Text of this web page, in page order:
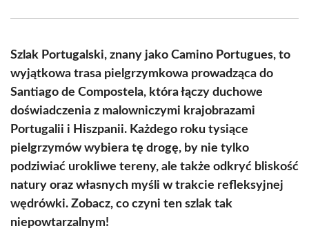
(Twitter)
Szlak Portugalski, znany jako Camino Portugues, to
wyjątkowa trasa pielgrzymkowa prowadząca do
Santiago de Compostela, która łączy duchowe
doświadczenia z malowniczymi krajobrazami
Portugalii i Hiszpanii. Każdego roku tysiące
pielgrzymów wybiera tę drogę, by nie tylko
podziwiać urokliwe tereny, ale także odkryć bliskość
natury oraz własnych myśli w trakcie refleksyjnej
wędrówki. Zobacz, co czyni ten szlak tak
niepowtarzalnym!